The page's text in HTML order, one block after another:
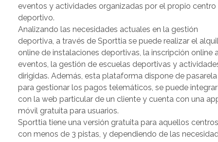
eventos y actividades organizadas por el propio centro
deportivo.
Analizando las necesidades actuales en la gestión
deportiva, a través de Sporttia se puede realizar el
online de instalaciones deportivas, la inscripción online
eventos, la gestión de escuelas deportivas y
dirigidas. Además, esta plataforma dispone de pasarela
para gestionar los pagos telemáticos, se puede integrar
con la web particular de un cliente y cuenta con una
móvil gratuita para usuarios.
Sporttia tiene una versión gratuita para aquellos
con menos de 3 pistas, y dependiendo de las